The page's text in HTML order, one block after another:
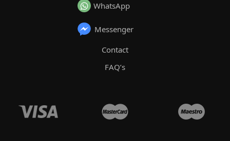
WhatsApp
Messenger
Contact
FAQ’s